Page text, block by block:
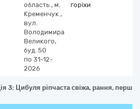
область , м.
Кременчук ,
вул.
Володимира
Великого,
буд. 50
по 31-12-
2026
горіхи
3: Цибуля ріпчаста свіжа, рання,